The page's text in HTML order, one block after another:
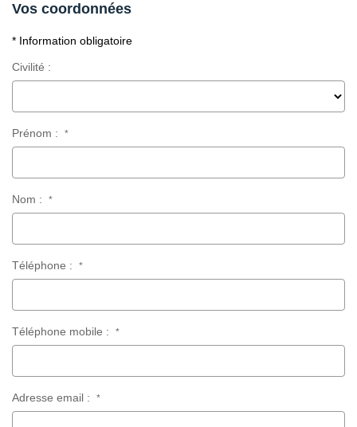
Vos coordonnées
* Information obligatoire
Civilité :
Prénom : *
Nom : *
Téléphone : *
Téléphone mobile : *
Adresse email : *